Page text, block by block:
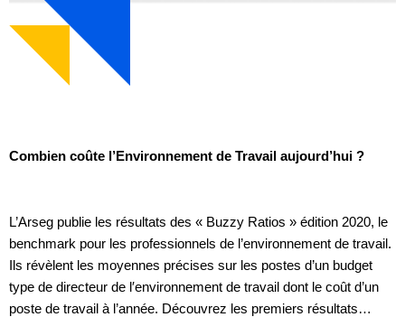
Combien coûte l’Environnement de Travail aujourd’hui ?
L’Arseg publie les résultats des « Buzzy Ratios » édition 2020, le
benchmark pour les professionnels de l’environnement de travail.
Ils révèlent les moyennes précises sur les postes d’un budget
type de directeur de l′environnement de travail dont le coût d’un
poste de travail à l’année. Découvrez les premiers résultats…